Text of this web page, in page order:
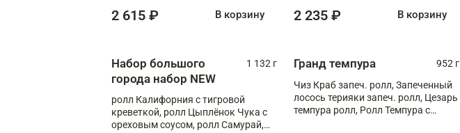
2 615 ₽ В корзину 2 235 ₽ В корзину
Набор большого
города набор NEW
1 132 г
ролл Калифорния с тигровой
креветкой, ролл Цыплёнок Чука с
ореховым соусом, ролл Самурай,
Гранд темпура
952 г
Чиз Краб запеч. ролл, Запеченный
лосось терияки запеч. ролл, Цезарь
темпура ролл, Ролл Темпура с